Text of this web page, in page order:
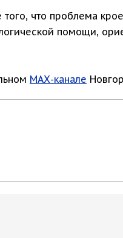
что проблема
помощи,
МАХ-канале